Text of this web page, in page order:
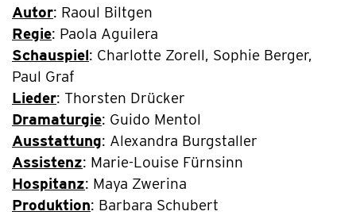
Autor: Raoul Biltgen
Regie: Paola Aguilera
Schauspiel: Charlotte Zorell, Sophie Berger,
Paul Graf
Lieder: Thorsten Drücker
Dramaturgie: Guido Mentol
Ausstattung: Alexandra Burgstaller
Assistenz: Marie-Louise Fürnsinn
Hospitanz: Maya Zwerina
Produktion: Barbara Schubert